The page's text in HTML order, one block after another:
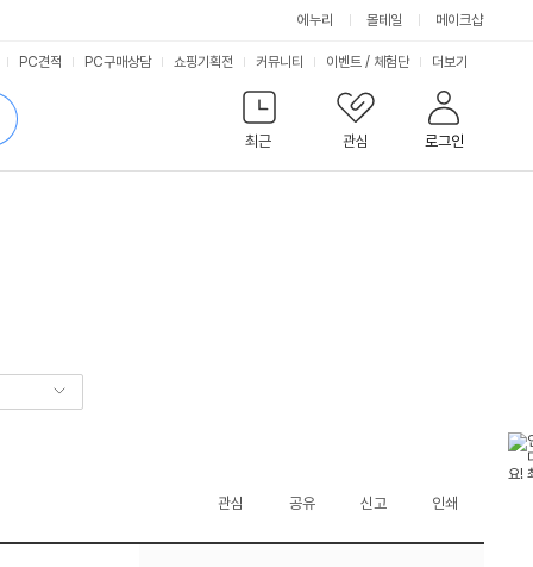
에누리 몰테일 메이크샵
최근
관심 로그인
PC견적 PC구매상담 쇼핑기획전 커뮤니티 이벤트 / 체험단 서
비
스
더보기
관심 공유 신고 인쇄